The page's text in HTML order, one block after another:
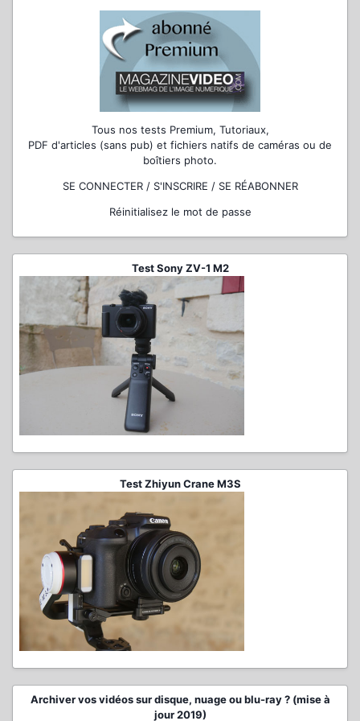
Tous nos tests Premium, Tutoriaux,
PDF d'articles (sans pub) et fichiers natifs de caméras ou de
boîtiers photo.
SE CONNECTER / S'INSCRIRE / SE RÉABONNER
Réinitialisez le mot de passe
Test Sony ZV-1 M2
Test Zhiyun Crane M3S
Archiver vos vidéos sur disque, nuage ou blu-ray ? (mise à
jour 2019)